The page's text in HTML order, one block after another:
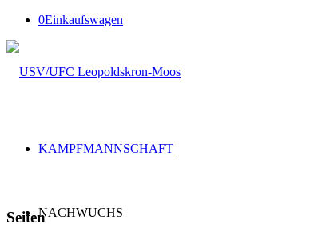
0Einkaufswagen
KAMPFMANNSCHAFT
NACHWUCHS
Seiten